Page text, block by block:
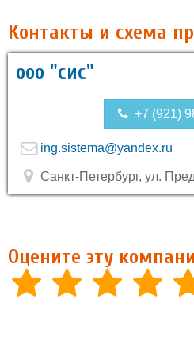
Контакты и схема
ооо "сис"
+7 (921)
ing.sistema@yandex.ru
Санкт-Петербург, ул.
Оцените эту